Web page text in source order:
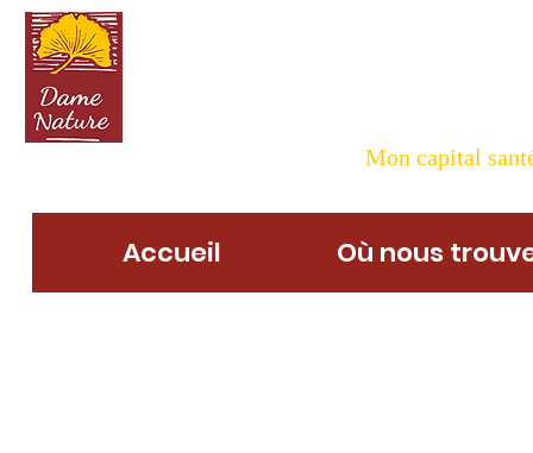
Mon capital
Accueil Où nous